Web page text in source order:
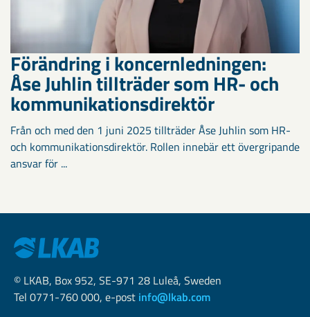
Förändring i koncernledningen:
Åse Juhlin tillträder som HR- och
kommunikationsdirektör
Från och med den 1 juni 2025 tillträder Åse Juhlin som HR-
och kommunikationsdirektör. Rollen innebär ett övergripande
ansvar för ...
© LKAB, Box 952, SE-971 28 Luleå, Sweden
Tel 0771-760 000, e-post info@lkab.com